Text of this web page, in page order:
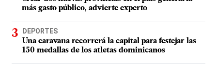
más gasto público, advierte experto
DEPORTES
Una caravana recorrerá la capital para festejar las
150 medallas de los atletas dominicanos